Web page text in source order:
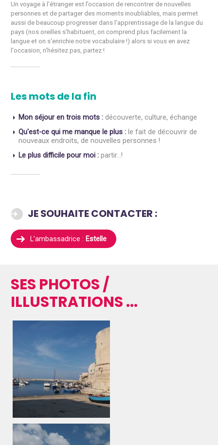
Un voyage à l'étranger est l’occasion de rencontrer de nouvelles
personnes et de partager des moments inoubliables, mais permet
aussi de beaucoup progresser dans l'apprentissage de la langue du
pays (nos oreilles s'habituent, on comprend plus facilement la
langue et on s'enrichie notre vocabulaire !) alors si vous en avez
l'occasion, n'hésitez pas, partez !
Les mots de la fin
Mon séjour en trois mots : découverte, culture, échange
Qu'est-ce qui me manque le plus : le fait de découvrir de
nouveaux endroits, de nouvelles personnes !
Le plus difficile pour moi : partir...!
JE SOUHAITE CONTACTER :
L’ambassadrice :Estelle
SES PHOTOS /
ILLUSTRATIONS ...